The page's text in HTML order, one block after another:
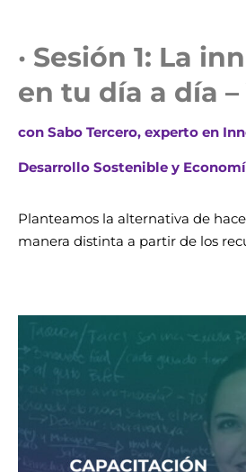
· Sesión 1: La
en tu día a día –
con Sabo Tercero, experto en
Desarrollo Sostenible y
Planteamos la alternativa de
manera distinta a partir de los